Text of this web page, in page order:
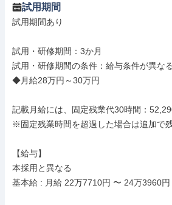
試用期間
試用期間あり
試用・研修期間：3か月
試用・研修期間の条件：給与条件が異なる
◆月給28万円～30万円
記載月給には、固定残業代30時間：
※固定残業時間を超過した場合は追加で
【給与】
本採用と異なる
基本給 : 月給 22万7710円 〜 24万3960円